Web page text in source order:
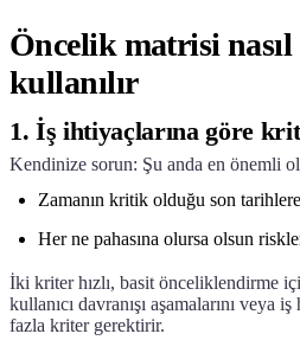
Öncelik matrisi
kullanılır
1. İş ihtiyaçlarına göre
Kendinize sorun: Şu anda en önemli
Zamanın kritik olduğu son
Her ne pahasına olursa olsun
İki kriter hızlı, basit önceliklendirme
kullanıcı davranışı aşamalarını veya
fazla kriter gerektirir.